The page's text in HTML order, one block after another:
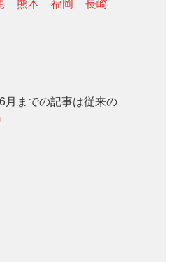
熊本 福岡
長崎
月までの記事は従来の